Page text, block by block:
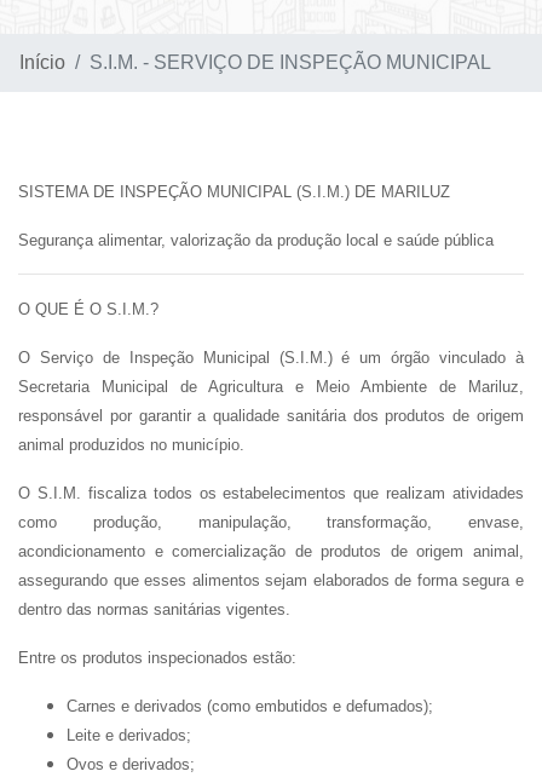
Início S.I.M. - SERVIÇO DE INSPEÇÃO MUNICIPAL
SISTEMA DE INSPEÇÃO MUNICIPAL (S.I.M.) DE MARILUZ
Segurança alimentar, valorização da produção local e saúde pública
O QUE É O S.I.M.?
O Serviço de Inspeção Municipal (S.I.M.) é um órgão vinculado à
Secretaria Municipal de Agricultura e Meio Ambiente de Mariluz,
responsável por garantir a qualidade sanitária dos produtos de origem
animal produzidos no município.
O S.I.M. fiscaliza todos os estabelecimentos que realizam atividades
como produção, manipulação, transformação, envase,
acondicionamento e comercialização de produtos de origem animal,
assegurando que esses alimentos sejam elaborados de forma segura e
dentro das normas sanitárias vigentes.
Entre os produtos inspecionados estão:
Carnes e derivados (como embutidos e defumados);
Leite e derivados;
Ovos e derivados;